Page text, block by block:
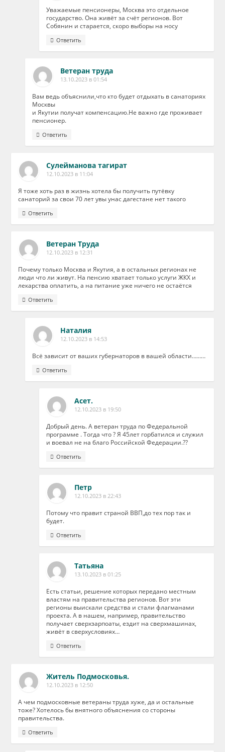
Уважаемые пенсионеры, Москва это отдельное
государство. Она живёт за счёт регионов. Вот
Собянин и старается, скоро выборы на носу
Ответить
Ветеран труда
13.10.2023 в 01:54
Вам ведь объяснили,что кто будет отдыхать в санаториях
Москвы
и Якутии получат компенсацию.Не важно где проживает
пенсионер.
Ответить
Сулейманова тагират
12.10.2023 в 11:04
Я тоже хоть раз в жизнь хотела бы получить путёвку
санаторий за свои 70 лет увы унас дагестане нет такого
Ответить
Ветеран Труда
12.10.2023 в 12:31
Почему только Москва и Якутия, а в остальных регионах не
люди что ли живут. На пенсию хватает только услуги ЖКХ и
лекарства оплатить, а на питание уже ничего не остаётся
Ответить
Наталия
12.10.2023 в 14:53
Всё зависит от ваших губернаторов в вашей области………
Ответить
Асет.
12.10.2023 в 19:50
Добрый день. А ветеран труда по Федеральной
программе . Тогда что ? Я 45лет горбатился и служил
и воевал не на благо Российской Федерации.??
Ответить
Петр
12.10.2023 в 22:43
Потому что правит страной ВВП,до тех пор так и
будет.
Ответить
Татьяна
13.10.2023 в 01:25
Есть статьи, решение которых передано местным
властям на правительства регионов. Вот эти
регионы выискали средства и стали флагманами
проекта. А в нашем, например, правительство
получает сверхзарпоаты, ездит на сверхмашинах,
живёт в сверхусловиях…
Ответить
Житель Подмосковья.
12.10.2023 в 12:50
А чем подмосковные ветераны труда хуже, да и остальные
тоже? Хотелось бы внятного объяснения со стороны
правительства.
Ответить